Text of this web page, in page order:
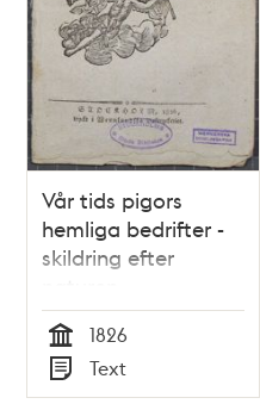
Vår tids pigors
hemliga bedrifter -
skildring efter
Tid
1826
Typ
Text